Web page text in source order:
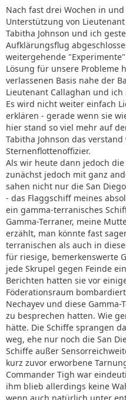
Nach fast drei Wochen in
Unterstützung von
Tabitha Johnson und ich
Aufklärungsflug
weitergehende
Lösung für unsere Probleme
verlassenen Basis nahe der
Lieutenant Callaghan und
Es wird nicht weiter einfach
erklären - gerade wenn sie
hier stand so viel mehr auf
Tabitha Johnson das
Sternenflottenoffizier.
Als wir heute dann jedoch
zunächst jedoch mit ganz
sahen nicht nur die San
- das Flaggschiff meines
ein gamma-terranisches
Gamma-Terraner, meine
erzählt, man könnte fast
terranischen als auch in
für riesige, bemerkenswerte
jede Skrupel gegen Feinde
Berichten hatten sie vor
Föderationsraum
Nechayev und diese
zu besprechen hatten. Wie
hätte. Die Schiffe sprangen
weg, ehe nur noch die San
Schiffe außer
kurz zuvor erworbene
Commander Tigh war
ihm blieb allerdings keine
wenn auch natürlich unter